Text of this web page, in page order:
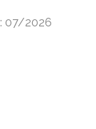
07/2026